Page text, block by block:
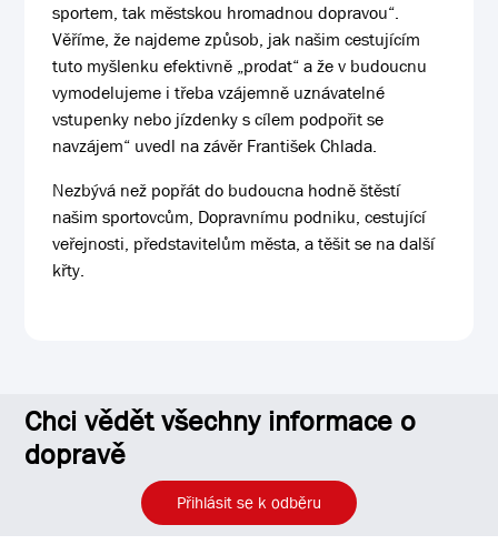
sportem, tak městskou hromadnou dopravou“.
Věříme, že najdeme způsob, jak našim cestujícím
tuto myšlenku efektivně „prodat“ a že v budoucnu
vymodelujeme i třeba vzájemně uznávatelné
vstupenky nebo jízdenky s cílem podpořit se
navzájem“ uvedl na závěr František Chlada.
Nezbývá než popřát do budoucna hodně štěstí
našim sportovcům, Dopravnímu podniku, cestující
veřejnosti, představitelům města, a těšit se na další
křty.
Chci vědět všechny informace o
dopravě
Přihlásit se k odběru